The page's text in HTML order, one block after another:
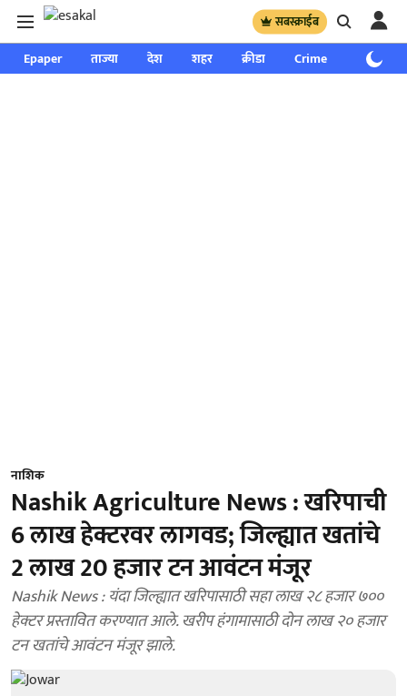
सबस्क्राईब
Epaper ताज्या देश शहर क्रीडा Crime साप्ताहिक
नाशिक
Nashik Agriculture News : खरिपाची
6 लाख हेक्टरवर लागवड; जिल्ह्यात खतांचे
2 लाख 20 हजार टन आवंटन मंजूर
Nashik News : यंदा जिल्ह्यात खरिपासाठी सहा लाख २८ हजार ७००
हेक्टर प्रस्तावित करण्यात आले. खरीप हंगामासाठी दोन लाख २० हजार
टन खतांचे आवंटन मंजूर झाले.